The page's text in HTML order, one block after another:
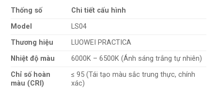
Thống số
Chi tiết cấu hình
Model
LS04
Thương hiệu
LUOWEI PRACTICA
Nhiệt độ màu
6000K – 6500K (Ánh sáng trắng tự nhiên)
Chỉ số hoàn
màu (CRI)
≤ 95 (Tái tạo màu sắc trung thực, chính
xác)